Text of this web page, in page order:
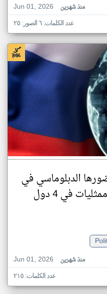
Jun 01, 2026
منذ شهرين
عدد الكلمات: ٦ الصور: ٢٥
الدبلوماسي في
إفريقيا بافتتاح ممثليات في 4 دول
Jun 01, 2026
منذ شهرين
عدد الكلمات: ٢١٥